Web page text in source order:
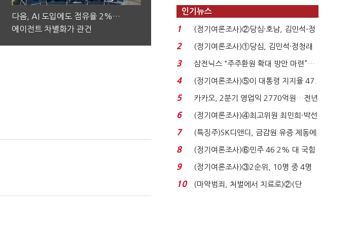
다음, AI 도입에도 점유율 2%…
에이전트 차별화가 관건
인기뉴스
1
(정기여론조사)②당심·호남, 김민석-정
청래 '초접전'...
2
(정기여론조사)①당심, 김민석·정청래
'초접전'…대통령 ...
3
삼전닉스 “주주환원 확대 방안 마련”…
로이터에 성명...
4
(정기여론조사)⑤이 대통령 지지율 47.
7%…일주일 만에 ...
5
카카오, 2분기 영업익 2770억원…전년
비 36% 증가...
6
(정기여론조사)④최고위원 최민희·박선
원 '양강'…서미...
7
(특징주)SK디앤디, 금감원 유증 제동에
장 초반 상한가...
8
(정기여론조사)⑥민주 46.2% 대 국힘
31.0%…오차범위 밖 ...
9
(정기여론조사)③2순위, 10명 중 4명
'송영길'…정청래 '한 ...
10
(마약범죄, 처벌에서 치료로)②(단